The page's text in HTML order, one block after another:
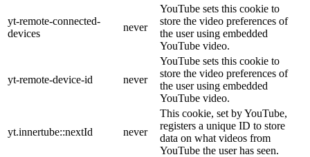
yt-remote-connected-
devices
never
YouTube sets this cookie to
store the video preferences of
the user using embedded
YouTube video.
yt-remote-device-id never
YouTube sets this cookie to
store the video preferences of
the user using embedded
YouTube video.
yt.innertube::nextId never
This cookie, set by YouTube,
registers a unique ID to store
data on what videos from
YouTube the user has seen.